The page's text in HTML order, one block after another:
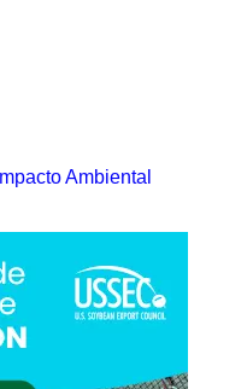
Impacto Ambiental